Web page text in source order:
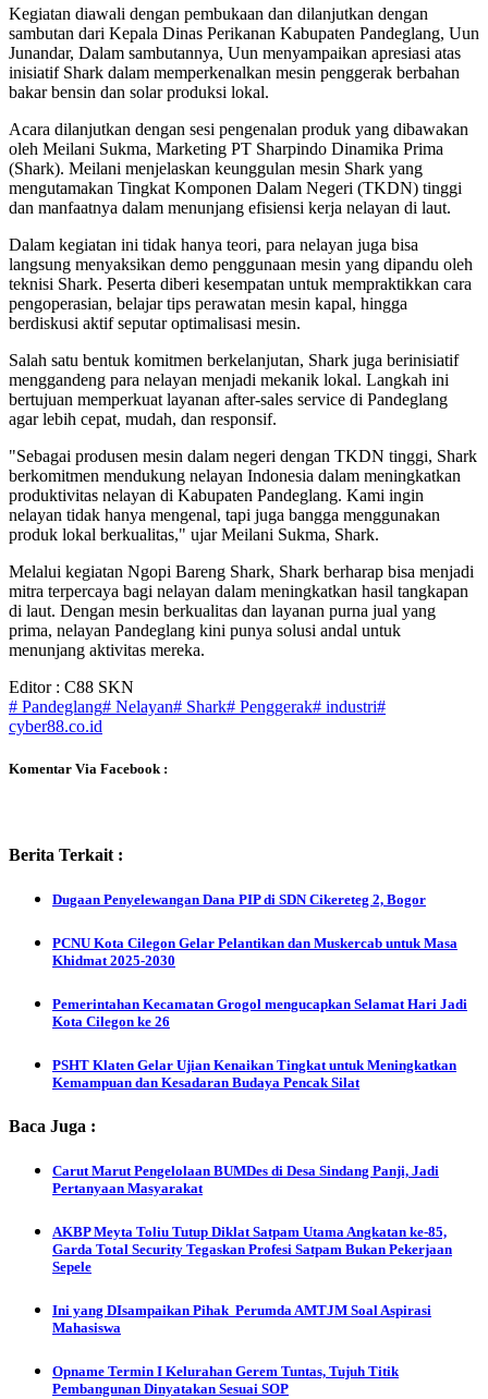
Kegiatan diawali dengan pembukaan dan dilanjutkan dengan
sambutan dari Kepala Dinas Perikanan Kabupaten Pandeglang, Uun
Junandar, Dalam sambutannya, Uun menyampaikan apresiasi atas
inisiatif Shark dalam memperkenalkan mesin penggerak berbahan
bakar bensin dan solar produksi lokal.
Acara dilanjutkan dengan sesi pengenalan produk yang dibawakan
oleh Meilani Sukma, Marketing PT Sharpindo Dinamika Prima
(Shark). Meilani menjelaskan keunggulan mesin Shark yang
mengutamakan Tingkat Komponen Dalam Negeri (TKDN) tinggi
dan manfaatnya dalam menunjang efisiensi kerja nelayan di laut.
Dalam kegiatan ini tidak hanya teori, para nelayan juga bisa
langsung menyaksikan demo penggunaan mesin yang dipandu oleh
teknisi Shark. Peserta diberi kesempatan untuk mempraktikkan cara
pengoperasian, belajar tips perawatan mesin kapal, hingga
berdiskusi aktif seputar optimalisasi mesin.
Salah satu bentuk komitmen berkelanjutan, Shark juga berinisiatif
menggandeng para nelayan menjadi mekanik lokal. Langkah ini
bertujuan memperkuat layanan after-sales service di Pandeglang
agar lebih cepat, mudah, dan responsif.
"Sebagai produsen mesin dalam negeri dengan TKDN tinggi, Shark
berkomitmen mendukung nelayan Indonesia dalam meningkatkan
produktivitas nelayan di Kabupaten Pandeglang. Kami ingin
nelayan tidak hanya mengenal, tapi juga bangga menggunakan
produk lokal berkualitas," ujar Meilani Sukma, Shark.
Melalui kegiatan Ngopi Bareng Shark, Shark berharap bisa menjadi
mitra terpercaya bagi nelayan dalam meningkatkan hasil tangkapan
di laut. Dengan mesin berkualitas dan layanan purna jual yang
prima, nelayan Pandeglang kini punya solusi andal untuk
menunjang aktivitas mereka.
Editor : C88 SKN
# Pandeglang# Nelayan# Shark# Penggerak# industri#
cyber88.co.id
Komentar Via Facebook :
Berita Terkait :
Dugaan Penyelewangan Dana PIP di SDN Cikereteg 2, Bogor
PCNU Kota Cilegon Gelar Pelantikan dan Muskercab untuk Masa
Khidmat 2025-2030
Pemerintahan Kecamatan Grogol mengucapkan Selamat Hari Jadi
Kota Cilegon ke 26
PSHT Klaten Gelar Ujian Kenaikan Tingkat untuk Meningkatkan
Kemampuan dan Kesadaran Budaya Pencak Silat
Baca Juga :
Carut Marut Pengelolaan BUMDes di Desa Sindang Panji, Jadi
Pertanyaan Masyarakat
AKBP Meyta Toliu Tutup Diklat Satpam Utama Angkatan ke-85,
Garda Total Security Tegaskan Profesi Satpam Bukan Pekerjaan
Sepele
Ini yang DIsampaikan Pihak Perumda AMTJM Soal Aspirasi
Mahasiswa
Opname Termin I Kelurahan Gerem Tuntas, Tujuh Titik
Pembangunan Dinyatakan Sesuai SOP